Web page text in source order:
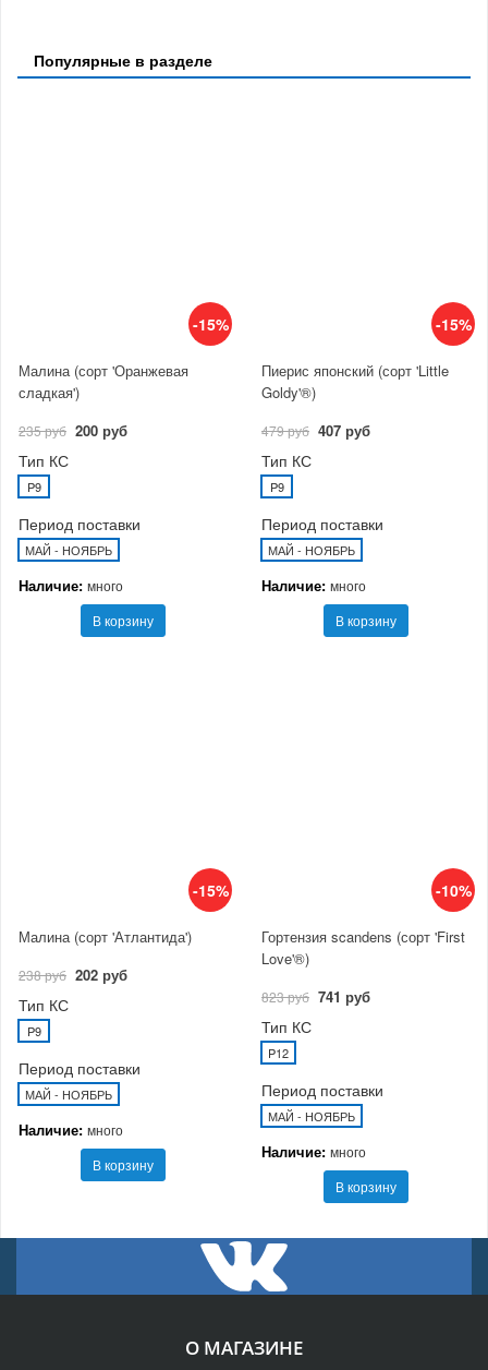
Популярные в разделе
-15%
Малина (сорт 'Оранжевая
сладкая')
235 руб 200 руб
Тип КС
P9
Период поставки
МАЙ - НОЯБРЬ
Наличие: много
В корзину
-15%
Пиерис японский (сорт 'Little
Goldy'®)
479 руб 407 руб
Тип КС
P9
Период поставки
МАЙ - НОЯБРЬ
Наличие: много
В корзину
-15%
Малина (сорт 'Атлантида')
238 руб 202 руб
Тип КС
P9
Период поставки
МАЙ - НОЯБРЬ
Наличие: много
В корзину
-10%
Гортензия scandens (сорт 'First
Love'®)
823 руб 741 руб
Тип КС
P12
Период поставки
МАЙ - НОЯБРЬ
Наличие: много
В корзину
О МАГАЗИНЕ